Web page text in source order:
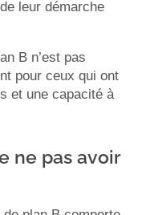
leur démarche
B n’est pas
pour ceux qui ont
et une capacité à
ne pas avoir